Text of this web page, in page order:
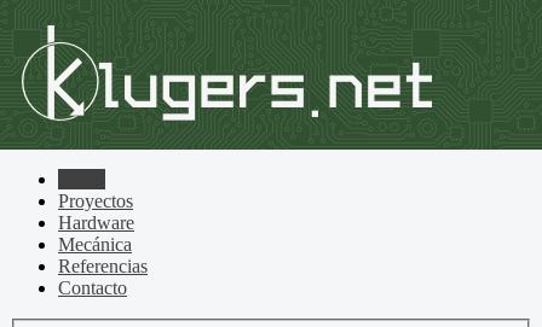
Proyectos
Hardware
Mecánica
Referencias
Contacto